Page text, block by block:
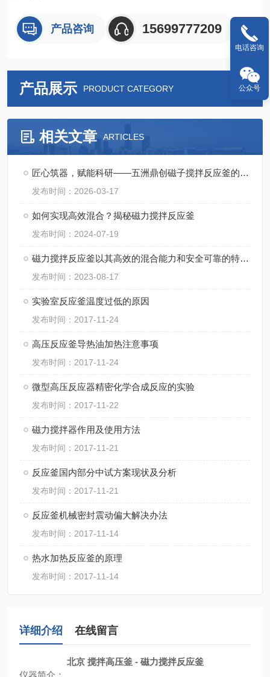
产品咨询 15699777209
产品展示 PRODUCT CATEGORY
相关文章 ARTICLES
匠心筑器，赋能科研——五洲鼎创磁子搅拌反应釜的实干之路
发布时间：2026-03-17
如何实现高效混合？揭秘磁力搅拌反应釜
发布时间：2024-07-19
磁力搅拌反应釜以其高效的混合能力和安全可靠的特点而备受青睐
发布时间：2023-08-17
实验室反应釜温度过低的原因
发布时间：2017-11-24
高压反应釜导热油加热注意事项
发布时间：2017-11-24
微型高压反应器精密化学合成反应的实验
发布时间：2017-11-22
磁力搅拌器作用及使用方法
发布时间：2017-11-21
反应釜国内部分中试方案现状及分析
发布时间：2017-11-21
反应釜机械密封震动偏大解决办法
发布时间：2017-11-14
热水加热反应釜的原理
发布时间：2017-11-14
详细介绍 在线留言
北京 搅拌高压釜 - 磁力搅拌反应釜
仪器简介：
电话咨询
公众号